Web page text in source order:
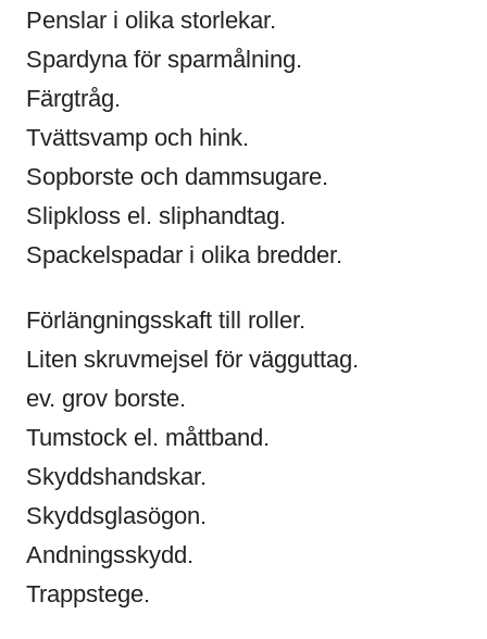
Penslar i olika storlekar.
Spardyna för sparmålning.
Färgtråg.
Tvättsvamp och hink.
Sopborste och dammsugare.
Slipkloss el. sliphandtag.
Spackelspadar i olika bredder.
Förlängningsskaft till roller.
Liten skruvmejsel för vägguttag.
ev. grov borste.
Tumstock el. måttband.
Skyddshandskar.
Skyddsglasögon.
Andningsskydd.
Trappstege.